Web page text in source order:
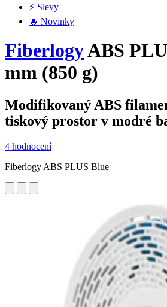
⚡ Slevy
🔥 Novinky
FiberlogyABS
mm (850 g)
Modifikovaný ABS
tiskový prostor v modré
4 hodnocení
Fiberlogy ABS PLUS Blue